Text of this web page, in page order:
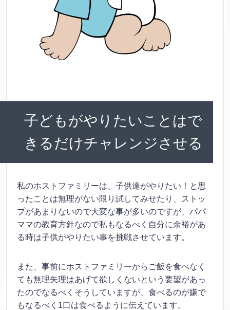
子どもがやりたいことはで
きるだけチャレンジさせる
私のホストファミリーは、子供達がやりたい！と思
ったことは無理がない限り試してみせたり、ストッ
プがあまりないので大変な事が多いのですが、パパ
ママの教育方針なので私もなるべく自分に余裕があ
る時は子供がやりたい事を挑戦させています。
また、事前にホストファミリーからご飯を食べなく
ても無理矢理はあげて欲しくないという要望があっ
たのでなるべくそうしていますが、食べるのが嫌で
もなるべく1口は食べるように伝えています。